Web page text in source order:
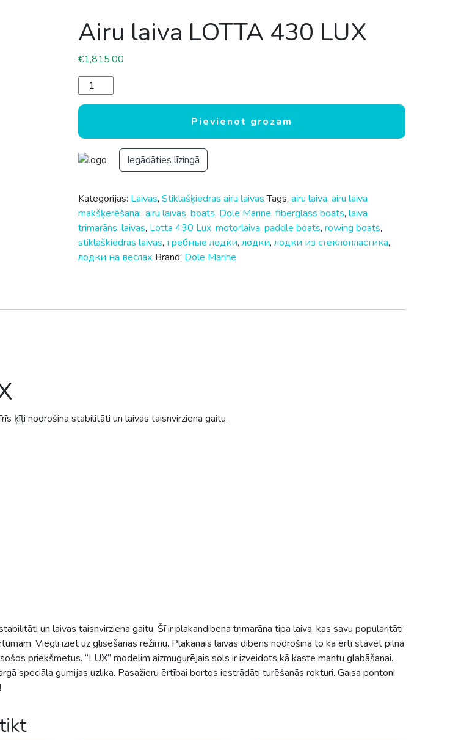
Airu laiva LOTTA 430 LUX
€1,815.00
Airu laiva LOTTA 430 LUX daudzums
Pievienot grozam
Iegādāties līzingā
Kategorijas: Laivas,Stiklašķiedras airu laivas Tags:airu laiva,airu laiva
makšķerēšanai,airu laivas,boats, Dole Marine,fiberglass boats,laiva
trimarāns,laivas, Lotta 430 Lux,motorlaiva,paddle boats,rowing boats,
stiklaškiedras laivas, гребные лодки,лодки,лодки из стеклопластика,
лодки на веслах Brand: Dole Marine
ķīļi nodrošina stabilitāti un laivas taisnvirziena gaitu.
un laivas taisnvirziena gaitu. Šī ir plakandibena trimarāna tipa laiva, kas savu popularitāti
Viegli iziet uz glisēšanas režīmu. Plakanais laivas dibens nodrošina to ka ērti stāvēt pilnā
priekšmetus. “LUX” modelim aizmugurējais sols ir izveidots kā kaste mantu glabāšanai.
speciāla gumijas uzlika. Pasažieru ērtībai bortos iestrādāti turēšanās rokturi. Gaisa pontoni